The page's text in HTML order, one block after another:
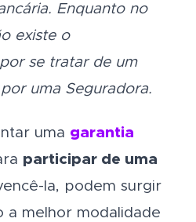
Enquanto no
existe o
se tratar de um
uma Seguradora.
uma garantia
participar de uma
la, podem surgir
a melhor modalidade